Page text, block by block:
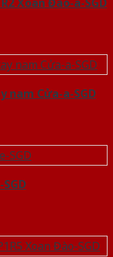
nam Cửa-a-SGD